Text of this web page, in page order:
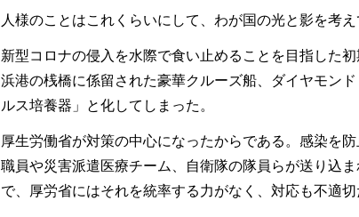
人様のことはこれくらいにして、わが国の光と影を考え
新型コロナの侵入を水際で食い止めることを目指した
浜港の桟橋に係留された豪華クルーズ船、ダイヤモン
ルス培養器」と化してしまった。
厚生労働省が対策の中心になったからである。感染を
職員や災害派遣医療チーム、自衛隊の隊員らが送り込
で、厚労省にはそれを統率する力がなく、対応も不適切